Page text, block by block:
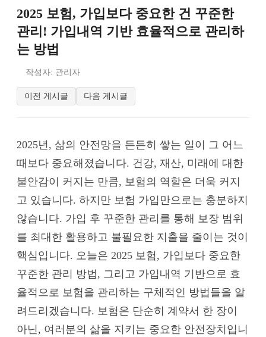
2025 보험, 가입보다 중요한 건 꾸준한
관리! 가입내역 기반 효율적으로 관리하
는 방법
작성자: 관리자
이전 게시글 다음 게시글
2025년, 삶의 안전망을 든든히 쌓는 일이 그 어느
때보다 중요해졌습니다. 건강, 재산, 미래에 대한
불안감이 커지는 만큼, 보험의 역할은 더욱 커지
고 있습니다. 하지만 보험 가입만으로는 충분하지
않습니다. 가입 후 꾸준한 관리를 통해 보장 범위
를 최대한 활용하고 불필요한 지출을 줄이는 것이
핵심입니다. 오늘은 2025 보험, 가입보다 중요한
꾸준한 관리 방법, 그리고 가입내역 기반으로 효
율적으로 보험을 관리하는 구체적인 방법들을 알
려드리겠습니다. 보험은 단순히 계약서 한 장이
아닌, 여러분의 삶을 지키는 중요한 안전장치입니